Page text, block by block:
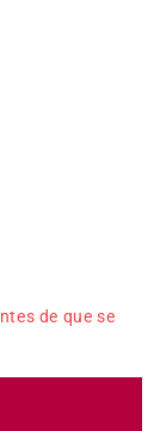
SteamVR Kit
de que se